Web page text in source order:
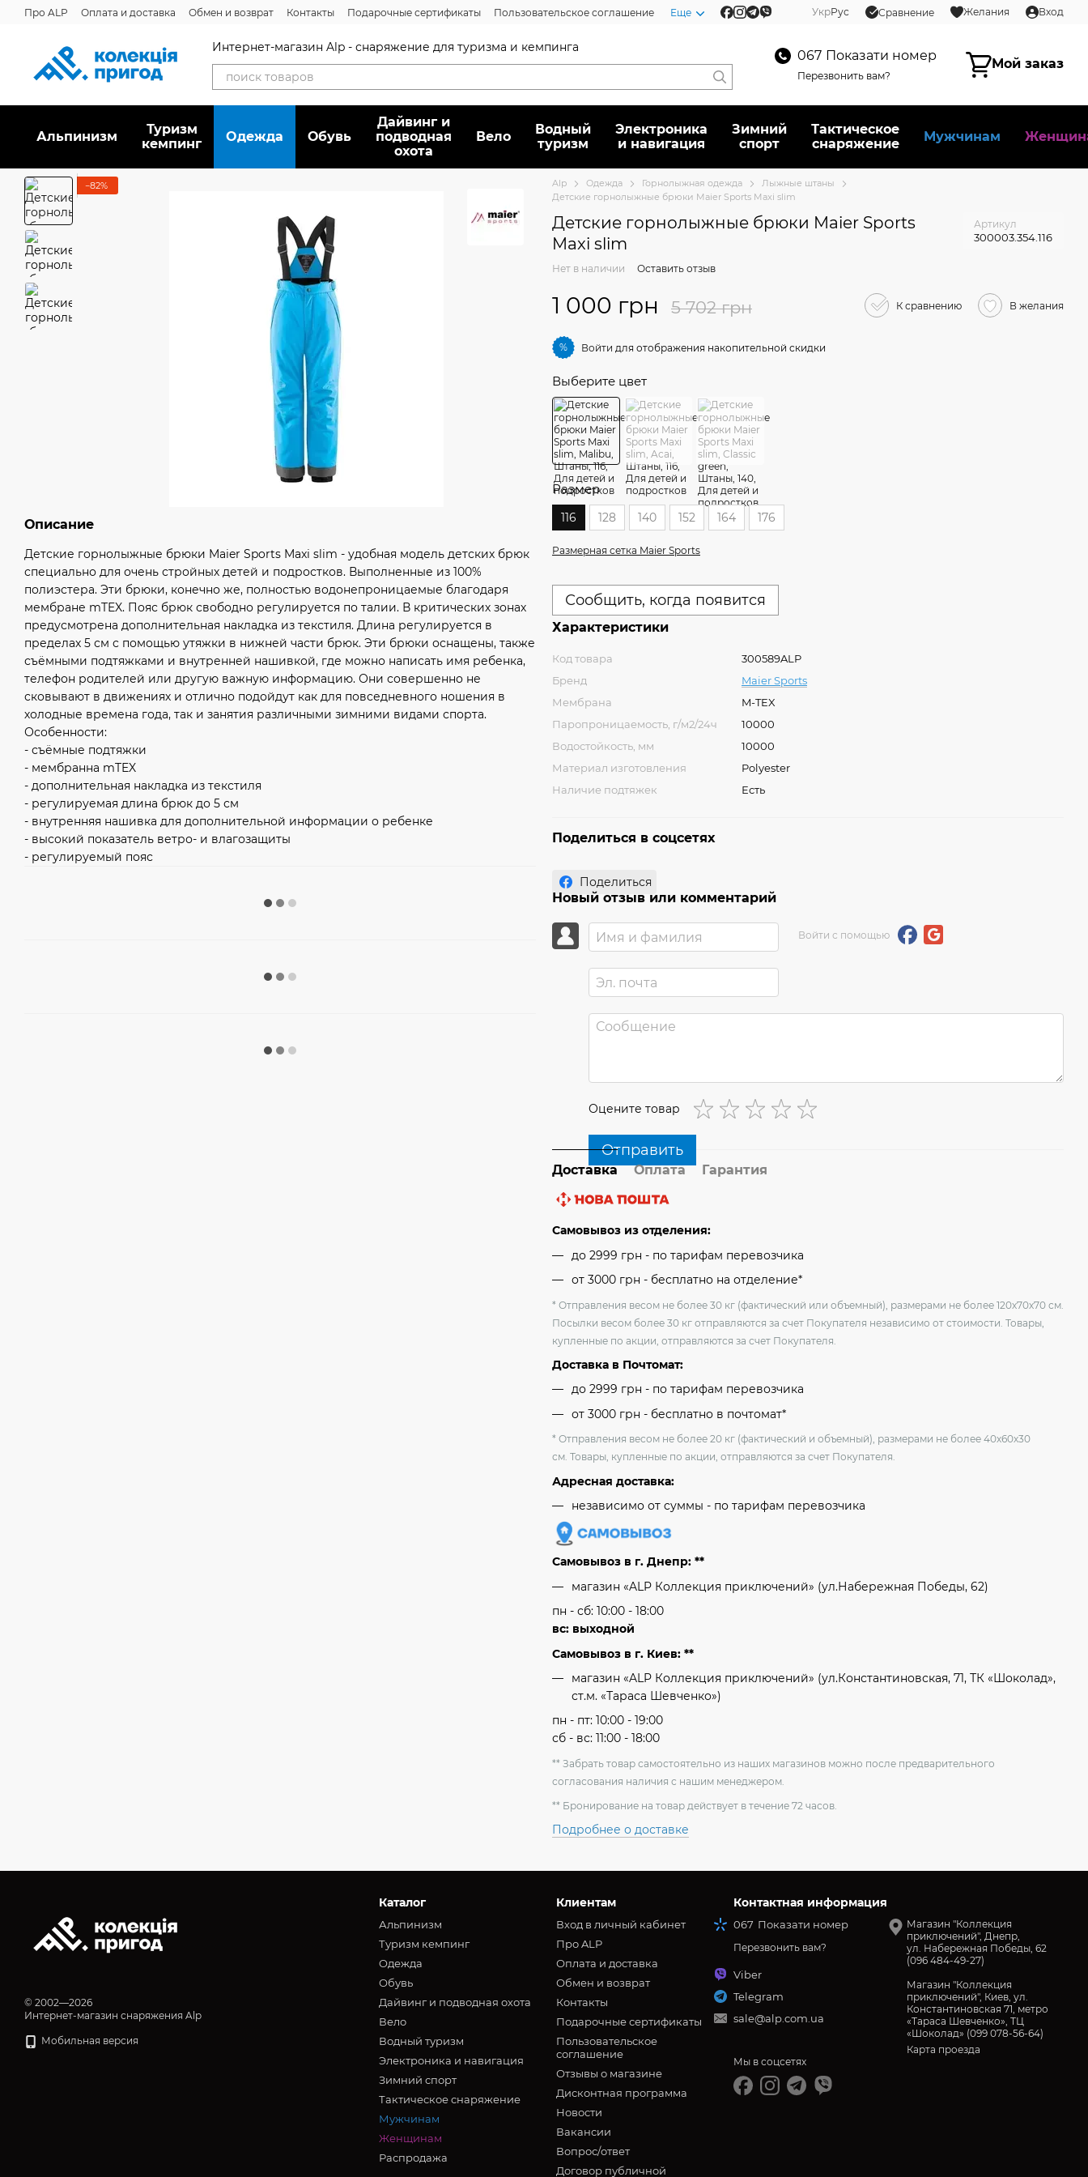
Перейти к основному контенту
Про ALP Оплата и доставка Обмен и возврат Контакты Подарочные сертификаты Пользовательское соглашение Еще УкрРус Сравнение Желания Вход
Интернет-магазин Alp - снаряжение для туризма и кемпинга
067 Показати номер
Перезвонить вам?
Мой заказ
Альпинизм
Туризм
кемпинг
Oдежда Обувь
Дайвинг и
подводная
охота
Вело
Водный
туризм
Электроника
и навигация
Зимний
спорт
Тактическое
снаряжение
Мужчинам
−82%
Описание
Детские горнолыжные брюки Maier Sports Maxi slim - удобная модель детских брюк
специально для очень стройных детей и подростков. Выполненные из 100%
полиэстера. Эти брюки, конечно же, полностью водонепроницаемые благодаря
мембране mTEX. Пояс брюк свободно регулируется по талии. В критических зонах
предусмотрена дополнительная накладка из текстиля. Длина регулируется в
пределах 5 см с помощью утяжки в нижней части брюк. Эти брюки оснащены, также
съёмными подтяжками и внутренней нашивкой, где можно написать имя ребенка,
телефон родителей или другую важную информацию. Они совершенно не
сковывают в движениях и отлично подойдут как для повседневного ношения в
холодные времена года, так и занятия различными зимними видами спорта.
Особенности:
- съёмные подтяжки
- мембранна mTEX
- дополнительная накладка из текстиля
- регулируемая длина брюк до 5 см
- внутренняя нашивка для дополнительной информации о ребенке
- высокий показатель ветро- и влагозащиты
- регулируемый пояс
Alp Oдежда Горнолыжная одежда
Лыжные штаны
Детские горнолыжные брюки Maier Sports Maxi slim
Детские горнолыжные брюки Maier Sports
Maxi slim
Артикул
300003.354.116
Нет в наличии Оставить отзыв
1 000 грн 5 702 грн К сравнению В желания
% Войти для отображения накопительной скидки
Выберите цвет
Размер
116 128 140 152 164 176
Размерная сетка Maier Sports
Сообщить, когда появится
Характеристики
Код товара
300589ALP
Бренд
Maier Sports
Мембрана
M-TEX
Паропроницаемость, г/м2/24ч
10000
Водостойкость, мм
10000
Материал изготовления
Polyester
Наличие подтяжек
Есть
Поделиться в соцсетях
Поделиться
Новый отзыв или комментарий
Войти с помощью
Оцените товар
Отправить
Доставка Оплата Гарантия
Самовывоз из отделения:
до 2999 грн - по тарифам перевозчика
от 3000 грн - бесплатно на отделение*
* Отправления весом не более 30 кг (фактический или объемный), размерами не более 120х70х70 см.
Посылки весом более 30 кг отправляются за счет Покупателя независимо от стоимости. Товары,
купленные по акции, отправляются за счет Покупателя.
Доставка в Почтомат:
до 2999 грн - по тарифам перевозчика
от 3000 грн - бесплатно в почтомат*
* Отправления весом не более 20 кг (фактический и объемный), размерами не более 40х60х30
см. Товары, купленные по акции, отправляются за счет Покупателя.
Адресная доставка:
независимо от cуммы - по тарифам перевозчика
Самовывоз в г. Днепр: **
магазин «ALP Коллекция приключений» (ул.Набережная Победы, 62)
пн - сб: 10:00 - 18:00
вс: выходной
Самовывоз в г. Киев: **
магазин «ALP Коллекция приключений» (ул.Константиновская, 71, ТК «Шоколад»,
ст.м. «Тараса Шевченко»)
пн - пт: 10:00 - 19:00
сб - вс: 11:00 - 18:00
** Забрать товар самостоятельно из наших магазинов можно после предварительного
согласования наличия с нашим менеджером.
** Бронирование на товар действует в течение 72 часов.
Подробнее о доставке
© 2002—2026
Интернет-магазин снаряжения Alp
Мобильная версия
Каталог
Альпинизм
Туризм кемпинг
Oдежда
Обувь
Дайвинг и подводная охота
Вело
Водный туризм
Электроника и навигация
Зимний спорт
Тактическое снаряжение
Мужчинам
Женщинам
Распродажа
Клиентам
Вход в личный кабинет
Про ALP
Оплата и доставка
Обмен и возврат
Контакты
Подарочные сертификаты
Пользовательское
соглашение
Отзывы о магазине
Дисконтная программа
Новости
Вакансии
Вопрос/ответ
Договор публичной
Контактная информация
067 Показати номер
Перезвонить вам?
Viber
Telegram
sale@alp.com.ua
Магазин "Коллекция
приключений", Днепр,
ул. Набережная Победы, 62
(096 484-49-27)
Магазин "Коллекция
приключений", Киев, ул.
Константиновская 71, метро
«Тараса Шевченко», ТЦ
«Шоколад» (099 078-56-64)
Карта проезда
Мы в соцсетях